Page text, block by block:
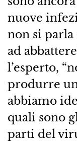
nuove
non si
ad
l’esperto,
produrre
abbiamo
quali sono
parti del